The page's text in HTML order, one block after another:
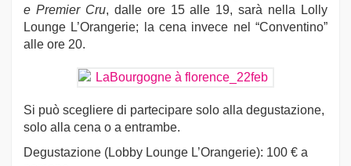
e Premier Cru, dalle ore 15 alle 19, sarà nella Lolly
Lounge L’Orangerie; la cena invece nel “Conventino”
alle ore 20.
Si può scegliere di partecipare solo alla degustazione,
solo alla cena o a entrambe.
Degustazione (Lobby Lounge L’Orangerie): 100 € a